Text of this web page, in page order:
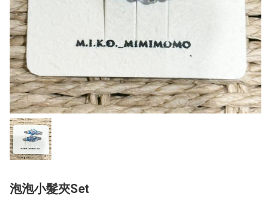
泡泡小髮夾Set